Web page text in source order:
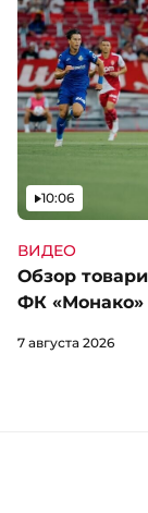
ВИДЕО
Обзор
ФК «Монако»
Видео
10:06
7 августа 2026